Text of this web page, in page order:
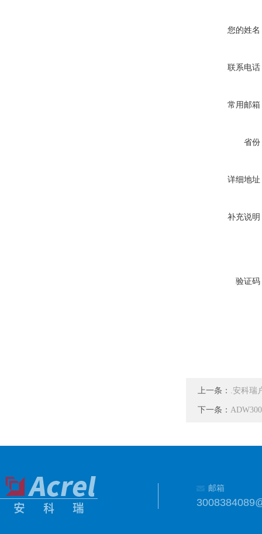
您的姓名
联系电话
常用邮箱
省份
详细地址
补充说明
验证码
上一条： .安科瑞
下一条：
邮箱